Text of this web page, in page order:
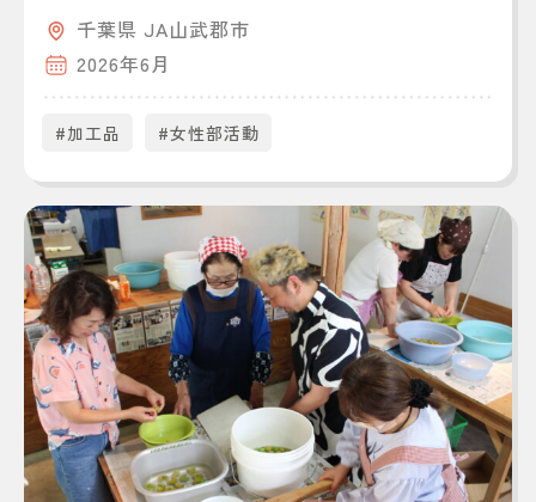
千葉県 JA山武郡市
2026年6月
#加工品 #女性部活動